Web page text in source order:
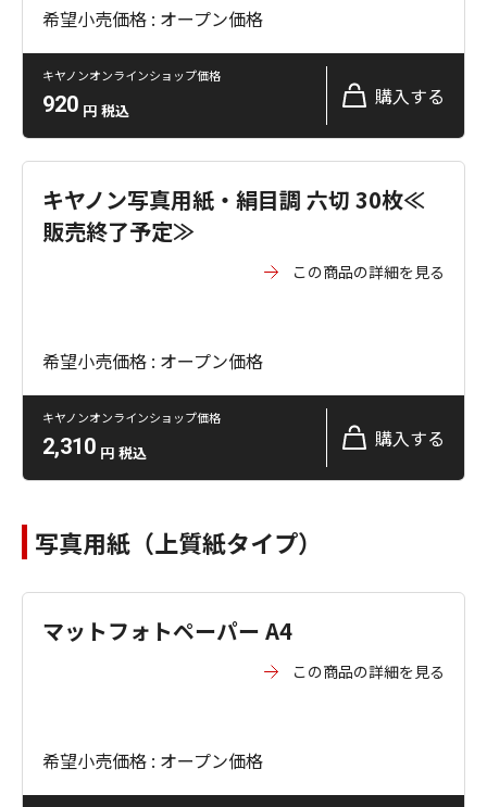
希望小売価格 : オープン価格
キヤノンオンラインショップ価格
920 円 税込
購入する
キヤノン写真用紙・絹目調 六切 30枚≪
販売終了予定≫
この商品の詳細を見る
希望小売価格 : オープン価格
キヤノンオンラインショップ価格
2,310 円 税込
購入する
写真用紙（上質紙タイプ）
マットフォトペーパー A4
この商品の詳細を見る
希望小売価格 : オープン価格